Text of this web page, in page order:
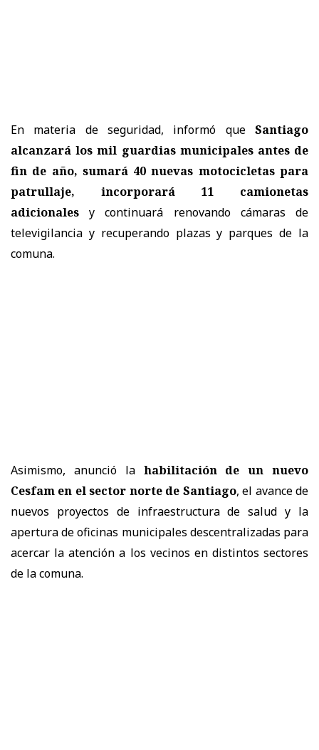
En materia de seguridad, informó que Santiago
alcanzará los mil guardias municipales antes de
fin de año, sumará 40 nuevas motocicletas para
patrullaje, incorporará 11 camionetas
adicionales y continuará renovando cámaras de
televigilancia y recuperando plazas y parques de la
comuna.
Asimismo, anunció la habilitación de un nuevo
Cesfam en el sector norte de Santiago, el avance de
nuevos proyectos de infraestructura de salud y la
apertura de oficinas municipales descentralizadas para
acercar la atención a los vecinos en distintos sectores
de la comuna.